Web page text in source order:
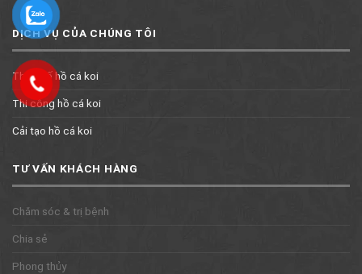
DỊCH VỤ CỦA CHÚNG TÔI
Thiết kế hồ cá koi
Thi công hồ cá koi
Cải tạo hồ cá koi
TƯ VẤN KHÁCH HÀNG
Chăm sóc & trị bệnh
Chia sẻ
Phong thủy